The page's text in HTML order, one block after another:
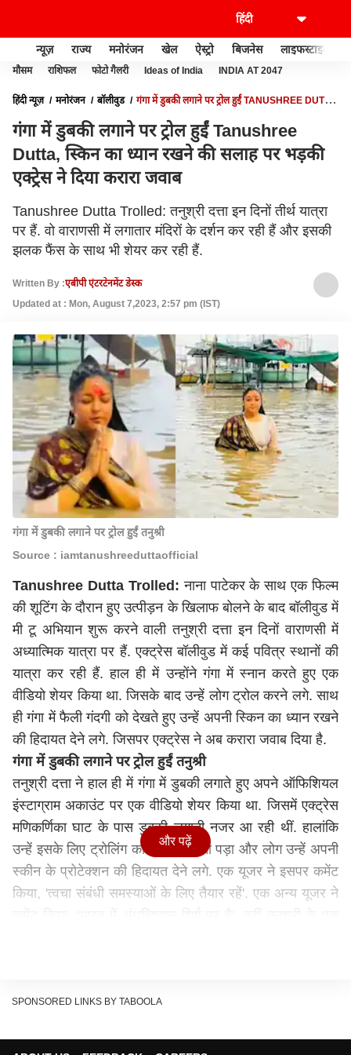
न्यूज़ राज्य मनोरंजन खेल ऐस्ट्रो बिजनेस लाइफस्टाइल
मौसम राशिफल फोटो गैलरी Ideas of India INDIA AT 2047
हिंदी न्यूज़ मनोरंजन बॉलीवुड
गंगा में डुबकी लगाने पर ट्रोल हुईं TANUSHREE DUTTA,
गंगा में डुबकी लगाने पर ट्रोल हुईं Tanushree
Dutta, स्किन का ध्यान रखने की सलाह पर भड़की
एक्ट्रेस ने दिया करारा जवाब
Tanushree Dutta Trolled: तनुश्री दत्ता इन दिनों तीर्थ यात्रा
पर हैं. वो वाराणसी में लगातार मंदिरों के दर्शन कर रही हैं और इसकी
झलक फैंस के साथ भी शेयर कर रही हैं.
Written By :एबीपी एंटरटेनमेंट डेस्क
Updated at : Mon, August 7,2023, 2:57 pm (IST)
गंगा में डुबकी लगाने पर ट्रोल हुईं तनुश्री
Source : iamtanushreeduttaofficial
Tanushree Dutta Trolled: नाना पाटेकर के साथ एक फिल्म
की शूटिंग के दौरान हुए उत्पीड़न के खिलाफ बोलने के बाद बॉलीवुड में
मी टू अभियान शुरू करने वाली तनुश्री दत्ता इन दिनों वाराणसी में
अध्यात्मिक यात्रा पर हैं. एक्ट्रेस बॉलीवुड में कई पवित्र स्थानों की
यात्रा कर रही हैं. हाल ही में उन्होंने गंगा में स्नान करते हुए एक
वीडियो शेयर किया था. जिसके बाद उन्हें लोग ट्रोल करने लगे. साथ
ही गंगा में फैली गंदगी को देखते हुए उन्हें अपनी स्किन का ध्यान रखने
की हिदायत देने लगे. जिसपर एक्ट्रेस ने अब करारा जवाब दिया है.
गंगा में डुबकी लगाने पर ट्रोल हुईं तनुश्री
तनुश्री दत्ता ने हाल ही में गंगा में डुबकी लगाते हुए अपने ऑफिशियल
इंस्टाग्राम अकाउंट पर एक वीडियो शेयर किया था. जिसमें एक्ट्रेस
मणिकर्णिका घाट के पास डुबकी लगाती नजर आ रही थीं. हालांकि
उन्हें इसके लिए ट्रोलिंग का सामना करना पड़ा और लोग उन्हें अपनी
स्कीन के प्रोटेक्शन की हिदायत देने लगे. एक यूजर ने इसपर कमेंट
किया, 'त्वचा संबंधी समस्याओं के लिए तैयार रहें'. एक अन्य यूजर ने
तनुश्री ने एक पोस्ट पर कमेंट का जवाब देते हुए लिखा, "हे भगवान!!
और पढ़ें
SPONSORED LINKS BY TABOOLA